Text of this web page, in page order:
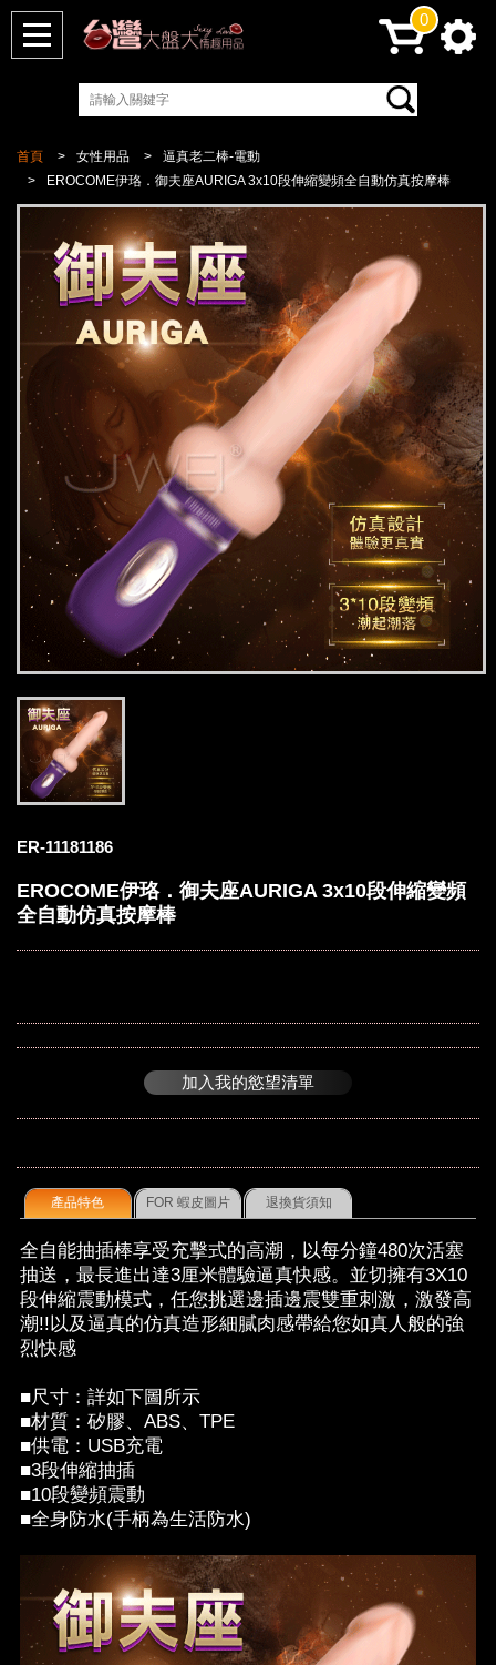
首頁 女性用品
逼真老二棒-電動
EROCOME伊珞．御夫座AURIGA 3x10段伸縮變頻全自動仿真按摩棒
ER-11181186
EROCOME伊珞．御夫座AURIGA 3x10段伸縮變頻
全自動仿真按摩棒
加入我的慾望清單
產品特色 FOR 蝦皮圖片 退換貨須知
全自能抽插棒享受充擊式的高潮，以每分鐘480次活塞
抽送，最長進出達3厘米體驗逼真快感。並切擁有3X10
段伸縮震動模式，任您挑選邊插邊震雙重刺激，激發高
潮!!以及逼真的仿真造形細膩肉感帶給您如真人般的強
烈快感
■尺寸：詳如下圖所示
■材質：矽膠、ABS、TPE
■供電：USB充電
■3段伸縮抽插
■10段變頻震動
■全身防水(手柄為生活防水)
0